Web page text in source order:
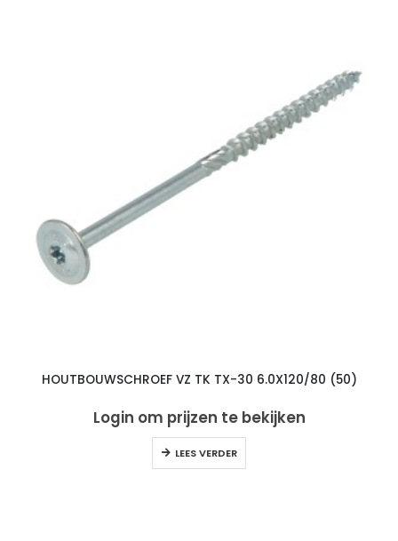
HOUTBOUWSCHROEF VZ TK TX-30 6.0X120/80 (50)
Login om prijzen te bekijken
LEES VERDER